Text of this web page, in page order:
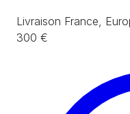
Livraison France,
300 €